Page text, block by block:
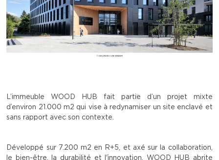
© GEORGES DE KINDER
L’immeuble WOOD HUB fait partie d’un projet mixte
d’environ 21.000 m2 qui vise à redynamiser un site enclavé et
sans rapport avec son contexte.
Développé sur 7.200 m2 en R+5, et axé sur la collaboration,
le bien-être, la durabilité et l'innovation, WOOD HUB abrite